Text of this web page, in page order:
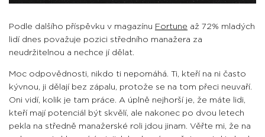
Podle dalšího příspěvku v magazínu Fortune až 72% mladých
lidí dnes považuje pozici středního manažera za
neudržitelnou a nechce jí dělat.
Moc odpovědnosti, nikdo ti nepomáhá. Ti, kteří na ni často
kývnou, ji dělají bez zápalu, protože se na tom přeci neuvaří.
Oni vidí, kolik je tam práce. A úplně nejhorší je, že máte lidi,
kteří mají potenciál být skvělí, ale nakonec po dvou letech
pekla na středně manažerské roli jdou jinam. Věřte mi, že na